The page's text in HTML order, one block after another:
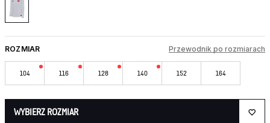
ROZMIAR Przewodnik po rozmiarach
104 116 128 140 152 164
WYBIERZ ROZMIAR